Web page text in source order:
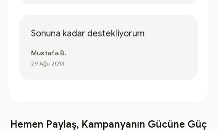
Sonuna kadar destekliyorum
Mustafa B.
29 Ağu 2013
Hemen Paylaş, Kampanyanın Gücüne Güç